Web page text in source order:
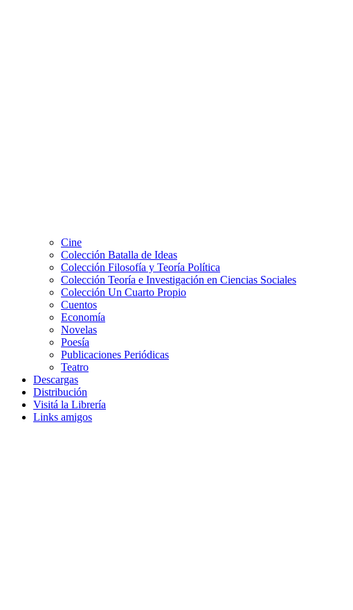
Cine
Colección Batalla de Ideas
Colección Filosofía y Teoría Política
Colección Teoría e Investigación en Ciencias Sociales
Colección Un Cuarto Propio
Cuentos
Economía
Novelas
Poesía
Publicaciones Periódicas
Teatro
Descargas
Distribución
Visitá la Librería
Links amigos